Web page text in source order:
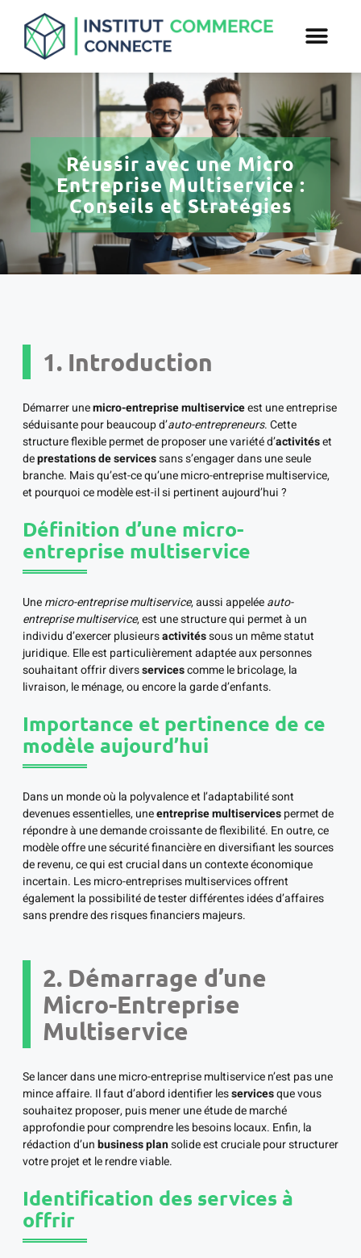
Réussir avec une Micro
Entreprise Multiservice :
Conseils et Stratégies
1. Introduction
Démarrer unemicro-entreprise multiserviceest une entreprise
séduisante pour beaucoup d’auto-entrepreneurs. Cette
structure flexible permet de proposer une variété d’activitéset
deprestations de servicessans s’engager dans une seule
branche. Mais qu’est-ce qu’une micro-entreprise multiservice,
et pourquoi ce modèle est-il si pertinent aujourd’hui ?
Définition d’une micro-
entreprise multiservice
Unemicro-entreprise multiservice, aussi appeléeauto-
entreprise multiservice, est une structure qui permet à un
individu d’exercer plusieursactivitéssous un même statut
juridique. Elle est particulièrement adaptée aux personnes
souhaitant offrir diversservicescomme le bricolage, la
livraison, le ménage, ou encore la garde d’enfants.
Importance et pertinence de ce
modèle aujourd’hui
Dans un monde où la polyvalence et l’adaptabilité sont
devenues essentielles, uneentreprise multiservicespermet de
répondre à une demande croissante de flexibilité. En outre, ce
modèle offre une sécurité financière en diversifiant les sources
de revenu, ce qui est crucial dans un contexte économique
incertain. Les micro-entreprises multiservices offrent
également la possibilité de tester différentes idées d’affaires
sans prendre des risques financiers majeurs.
2. Démarrage d’une
Micro-Entreprise
Multiservice
Se lancer dans une micro-entreprise multiservice n’est pas une
mince affaire. Il faut d’abord identifier lesservicesque vous
souhaitez proposer, puis mener une étude de marché
approfondie pour comprendre les besoins locaux. Enfin, la
rédaction d’unbusiness plansolide est cruciale pour structurer
votre projet et le rendre viable.
Identification des services à
offrir